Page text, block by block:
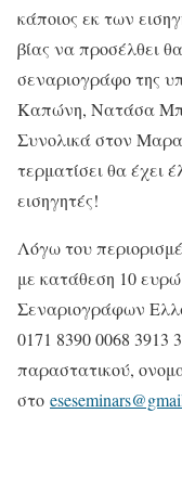
κάποιος εκ των
βίας να προσέλθει
σεναριογράφο της
Καπώνη, Νατάσα
Συνολικά στον
τερματίσει θα έχει
εισηγητές!
Λόγω του
με κατάθεση 10
Σεναριογράφων
0171 8390 0068 3913
παραστατικού,
στο